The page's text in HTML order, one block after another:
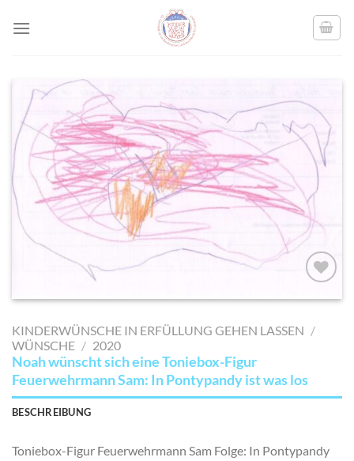
AUF MEINE
SETZEN
KINDERWÜNSCHE IN ERFÜLLUNG GEHEN LASSEN /
WÜNSCHE / 2020
Noah wünscht sich eine Toniebox-Figur
Feuerwehrmann Sam: In Pontypandy ist was los
BESCHREIBUNG
Toniebox-Figur Feuerwehrmann Sam Folge: In Pontypandy